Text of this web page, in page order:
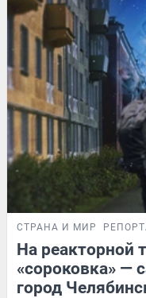
СТРАНА И МИР
На реакторной
«сороковка» —
город